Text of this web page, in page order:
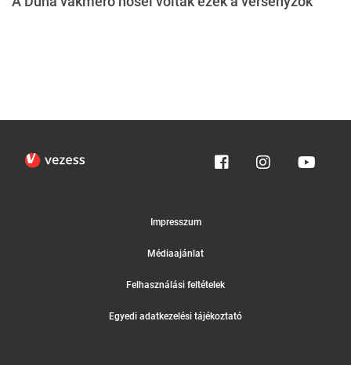
Impresszum
Médiaajánlat
Felhasználási feltételek
Egyedi adatkezelési tájékoztató